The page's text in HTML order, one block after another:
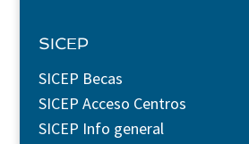
SICEP
SICEP Becas
SICEP Acceso Centros
SICEP Info general